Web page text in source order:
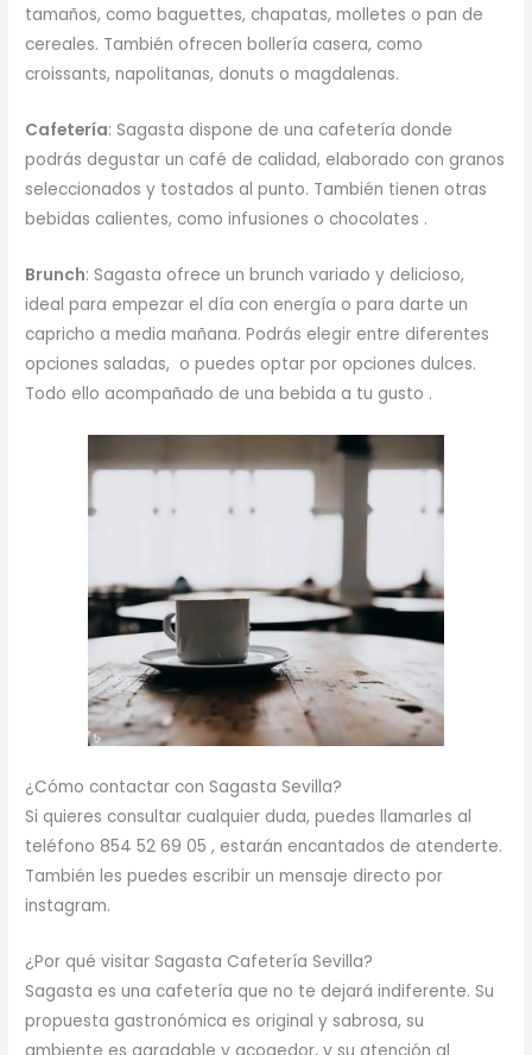
tamaños, como baguettes, chapatas, molletes o pan de
cereales. También ofrecen bollería casera, como
croissants, napolitanas, donuts o magdalenas.
Cafetería: Sagasta dispone de una cafetería donde
podrás degustar un café de calidad, elaborado con granos
seleccionados y tostados al punto. También tienen otras
bebidas calientes, como infusiones o chocolates .
Brunch: Sagasta ofrece un brunch variado y delicioso,
ideal para empezar el día con energía o para darte un
capricho a media mañana. Podrás elegir entre diferentes
opciones saladas, o puedes optar por opciones dulces.
Todo ello acompañado de una bebida a tu gusto .
¿Cómo contactar con Sagasta Sevilla?
Si quieres consultar cualquier duda, puedes llamarles al
teléfono 854 52 69 05 , estarán encantados de atenderte.
También les puedes escribir un mensaje directo por
instagram.
¿Por qué visitar Sagasta Cafetería Sevilla?
Sagasta es una cafetería que no te dejará indiferente. Su
propuesta gastronómica es original y sabrosa, su